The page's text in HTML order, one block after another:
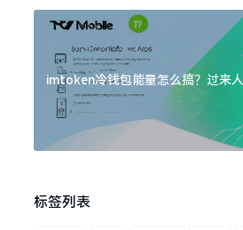
imtoken冷钱包能量怎么搞？过来
标签列表